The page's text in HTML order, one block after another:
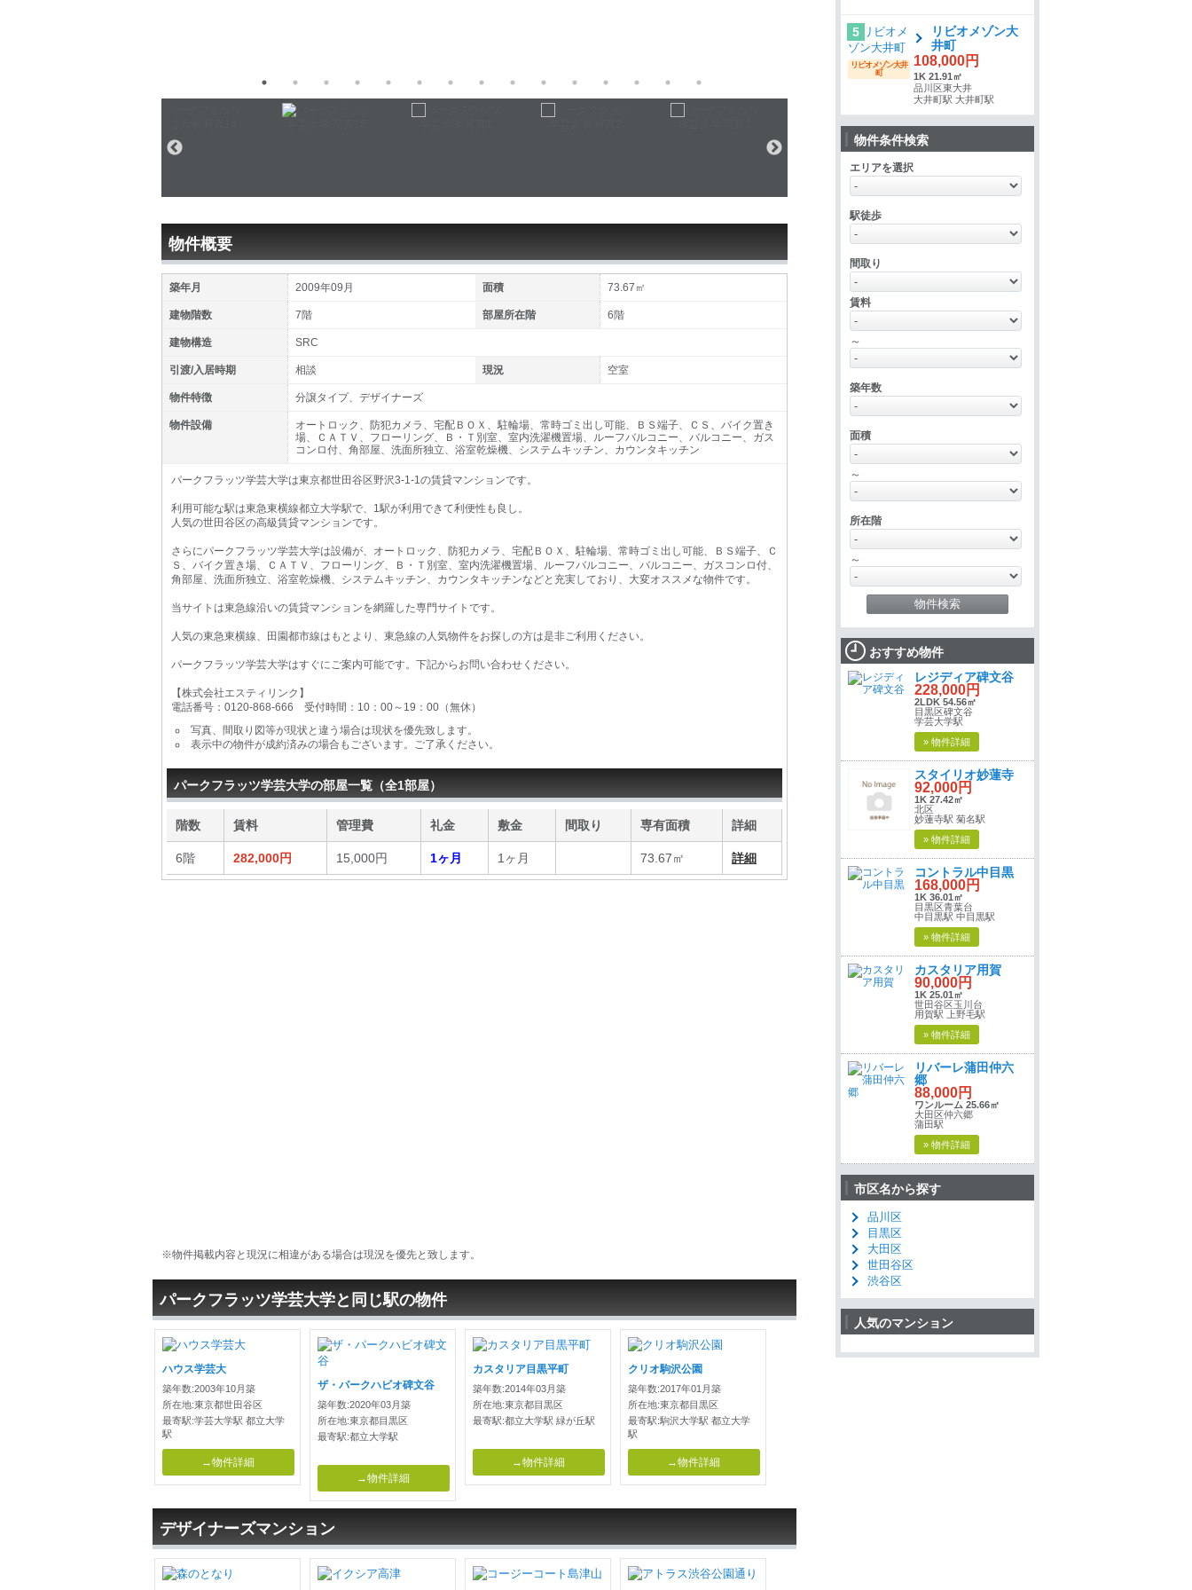
物件概要
築年月 2009年09月 面積 73.67㎡
建物階数 7階 部屋所在階 6階
建物構造 SRC
引渡/入居時期 相談 現況 空室
物件特徴 分譲タイプ、デザイナーズ
物件設備
オートロック、防犯カメラ、宅配ＢＯＸ、駐輪場、常時ゴミ出し可能、ＢＳ端子、ＣＳ、バイク置き
場、ＣＡＴＶ、フローリング、Ｂ・Ｔ別室、室内洗濯機置場、ルーフバルコニー、バルコニー、ガス
コンロ付、角部屋、洗面所独立、浴室乾燥機、システムキッチン、カウンタキッチン
パークフラッツ学芸大学は東京都世田谷区野沢3-1-1の賃貸マンションです。
利用可能な駅は東急東横線都立大学駅で、1駅が利用できて利便性も良し。
人気の世田谷区の高級賃貸マンションです。
さらにパークフラッツ学芸大学は設備が、オートロック、防犯カメラ、宅配ＢＯＸ、駐輪場、常時ゴミ出し可能、ＢＳ端子、Ｃ
Ｓ、バイク置き場、ＣＡＴＶ、フローリング、Ｂ・Ｔ別室、室内洗濯機置場、ルーフバルコニー、バルコニー、ガスコンロ付、
角部屋、洗面所独立、浴室乾燥機、システムキッチン、カウンタキッチンなどと充実しており、大変オススメな物件です。
当サイトは東急線沿いの賃貸マンションを網羅した専門サイトです。
人気の東急東横線、田園都市線はもとより、東急線の人気物件をお探しの方は是非ご利用ください。
パークフラッツ学芸大学はすぐにご案内可能です。下記からお問い合わせください。
【株式会社エスティリンク】
電話番号：0120-868-666 受付時間：10：00～19：00（無休）
写真、間取り図等が現状と違う場合は現状を優先致します。
表示中の物件が成約済みの場合もございます。ご了承ください。
パークフラッツ学芸大学の部屋一覧（全1部屋）
階数 賃料 管理費 礼金 敷金 間取り 専有面積 詳細
6階 282,000円 15,000円 1ヶ月 1ヶ月 73.67㎡ 詳細
※物件掲載内容と現況に相違がある場合は現況を優先と致します。
パークフラッツ学芸大学と同じ駅の物件
ハウス学芸大
築年数:2003年10月築
所在地:東京都世田谷区
最寄駅:学芸大学駅 都立大学
駅
→物件詳細
ザ・パークハビオ碑文谷
築年数:2020年03月築
所在地:東京都目黒区
最寄駅:都立大学駅
→物件詳細
カスタリア目黒平町
築年数:2014年03月築
所在地:東京都目黒区
最寄駅:都立大学駅 緑が丘駅
→物件詳細
クリオ駒沢公園
築年数:2017年01月築
所在地:東京都目黒区
最寄駅:駒沢大学駅 都立大学
駅
→物件詳細
デザイナーズマンション
5
リビオメゾン大井
町
リビオメゾン大
井町
108,000円
1K 21.91㎡
品川区東大井
大井町駅 大井町駅
物件条件検索
エリアを選択
駅徒歩
間取り
賃料
～
築年数
面積
～
所在階
～
おすすめ物件
レジディア碑文谷
228,000円
2LDK 54.56㎡
目黒区碑文谷
学芸大学駅
» 物件詳細
スタイリオ妙蓮寺
92,000円
1K 27.42㎡
北区
妙蓮寺駅 菊名駅
» 物件詳細
コントラル中目黒
168,000円
1K 36.01㎡
目黒区青葉台
中目黒駅 中目黒駅
» 物件詳細
カスタリア用賀
90,000円
1K 25.01㎡
世田谷区玉川台
用賀駅 上野毛駅
» 物件詳細
リバーレ蒲田仲六
郷
88,000円
ワンルーム 25.66㎡
大田区仲六郷
蒲田駅
» 物件詳細
市区名から探す
品川区
目黒区
大田区
世田谷区
渋谷区
人気のマンション